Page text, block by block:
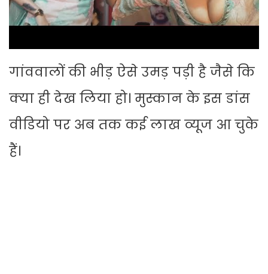
गांववालों की भीड़ ऐसे उमड़ पड़ी है जैसे कि
क्या ही देख लिया हो। मुस्कान के इस डांस
वीडियो पर अब तक कई लाख व्यूज आ चुके
हैं।